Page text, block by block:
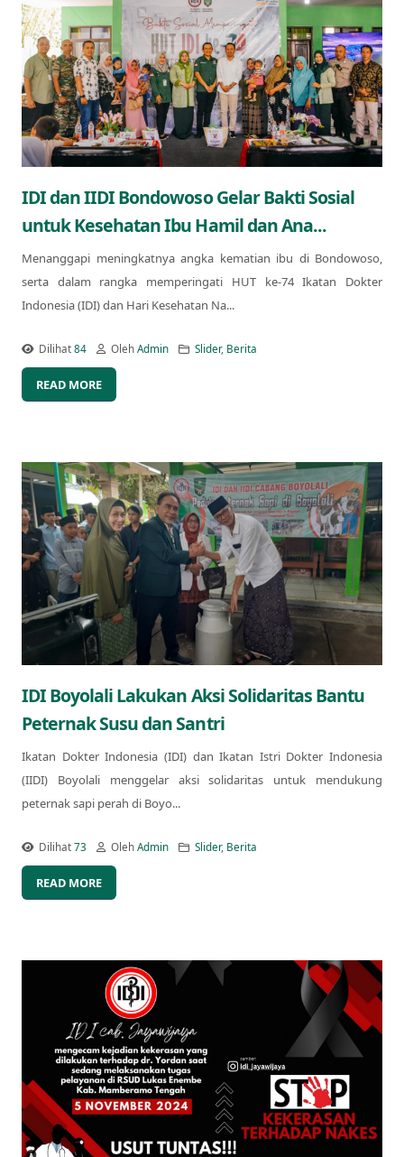
IDI dan IIDI Bondowoso Gelar Bakti Sosial
untuk Kesehatan Ibu Hamil dan Ana...
Menanggapi meningkatnya angka kematian ibu di Bondowoso,
serta dalam rangka memperingati HUT ke-74 Ikatan Dokter
Indonesia (IDI) dan Hari Kesehatan Na...
Dilihat84 OlehAdmin Slider, Berita
READ MORE
IDI Boyolali Lakukan Aksi Solidaritas Bantu
Peternak Susu dan Santri
Ikatan Dokter Indonesia (IDI) dan Ikatan Istri Dokter Indonesia
(IIDI) Boyolali menggelar aksi solidaritas untuk mendukung
peternak sapi perah di Boyo...
Dilihat73 OlehAdmin Slider, Berita
READ MORE